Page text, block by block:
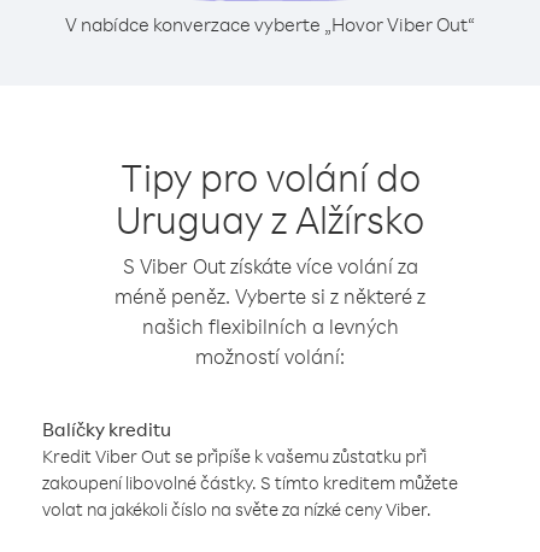
V nabídce konverzace vyberte „Hovor Viber Out“
Tipy pro volání do
Uruguay z Alžírsko
S Viber Out získáte více volání za
méně peněz. Vyberte si z některé z
našich flexibilních a levných
možností volání:
Balíčky kreditu
Kredit Viber Out se připíše k vašemu zůstatku při
zakoupení libovolné částky. S tímto kreditem můžete
volat na jakékoli číslo na světe za nízké ceny Viber.